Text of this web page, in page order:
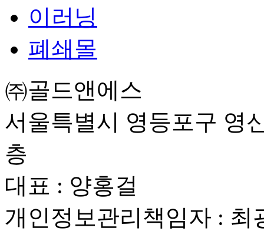
이러닝
폐쇄몰
㈜골드앤에스
서울특별시 영등포구 영
층
대표 : 양홍걸
개인정보관리책임자 : 최